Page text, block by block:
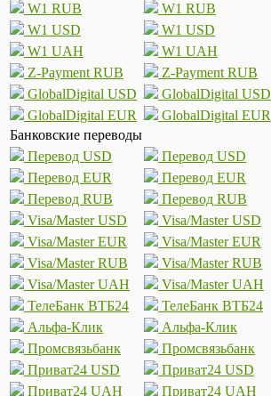
W1 RUB
W1 RUB
W1 USD
W1 USD
W1 UAH
W1 UAH
Z-Payment RUB
Z-Payment RUB
GlobalDigital USD
GlobalDigital USD
GlobalDigital EUR
GlobalDigital EUR
Банковские переводы
Перевод USD
Перевод USD
Перевод EUR
Перевод EUR
Перевод RUB
Перевод RUB
Visa/Master USD
Visa/Master USD
Visa/Master EUR
Visa/Master EUR
Visa/Master RUB
Visa/Master RUB
Visa/Master UAH
Visa/Master UAH
ТелеБанк ВТБ24
ТелеБанк ВТБ24
Альфа-Клик
Альфа-Клик
Промсвязьбанк
Промсвязьбанк
Приват24 USD
Приват24 USD
Приват24 UAH
Приват24 UAH